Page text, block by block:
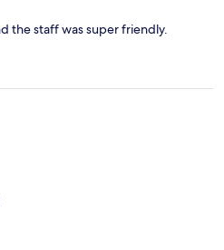
the staff was super friendly.